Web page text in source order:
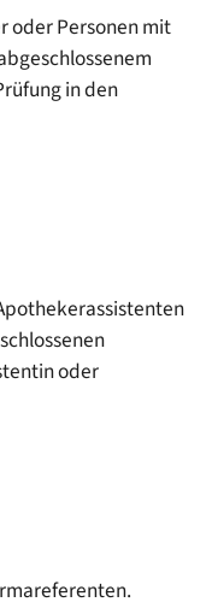
oder Personen mit
in den
oder